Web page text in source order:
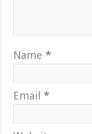
Name*
Email*